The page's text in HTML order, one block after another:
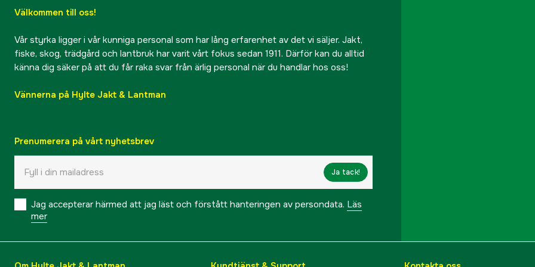
Välkommen till oss!
Vår styrka ligger i vår kunniga personal som har lång erfarenhet av det vi säljer. Jakt,
fiske, skog, trädgård och lantbruk har varit vårt fokus sedan 1911. Därför kan du alltid
känna dig säker på att du får raka svar från ärlig personal när du handlar hos oss!
Vännerna på Hylte Jakt & Lantman
Prenumerera på vårt nyhetsbrev
Ja tack!
Jag accepterar härmed att jag läst och förstått hanteringen av persondata. Läs
mer